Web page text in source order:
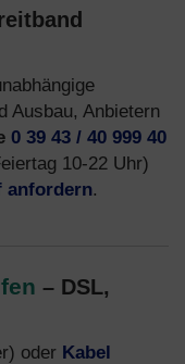
Ausbau, Anbietern
0 39 43 / 40 999 40
10-22 Uhr)
anfordern.
– DSL,
oder Kabel